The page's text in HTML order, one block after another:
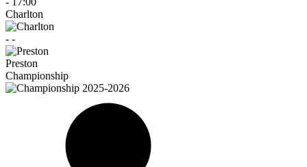
Charlton
- -
Preston
Championship